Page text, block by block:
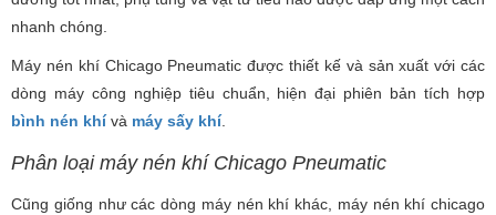
nhanh chóng.
Máy nén khí Chicago Pneumatic được thiết kế và sản xuất với các
dòng máy công nghiệp tiêu chuẩn, hiện đại phiên bản tích hợp
bình nén khívà máy sấy khí.
Phân loại máy nén khí Chicago Pneumatic
Cũng giống như các dòng máy nén khí khác, máy nén khí chicago